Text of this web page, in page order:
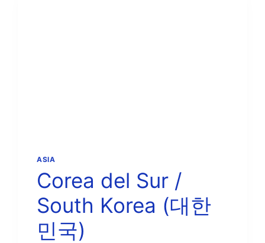
ASIA
Corea del Sur /
South Korea (대한
민국)